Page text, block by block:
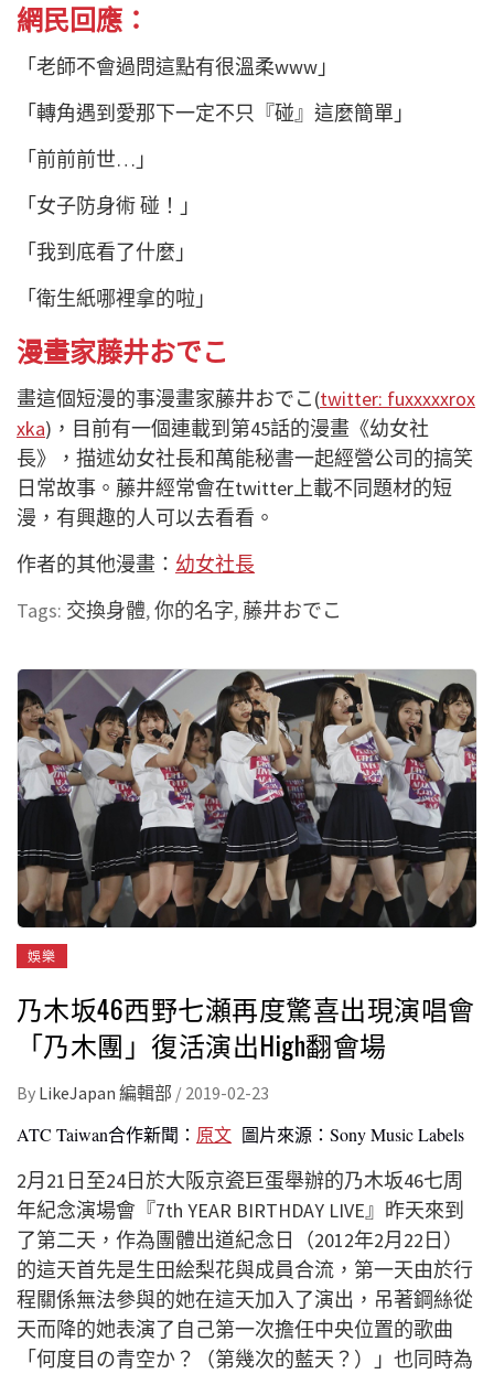
網民回應：
「老師不會過問這點有很溫柔www 」
「轉角遇到愛那下一定不只『碰』這麼簡單」
「前前前世… 」
「女子防身術 碰！」
「我到底看了什麼」
「衛生紙哪裡拿的啦」
漫畫家藤井おでこ
畫這個短漫的事漫畫家藤井おでこ(twitter: fuxxxxxrox
xka) ，目前有一個連載到第45話的漫畫《幼女社
長》，描述幼女社長和萬能秘書一起經營公司的搞笑
日常故事。藤井經常會在twitter上載不同題材的短
漫，有興趣的人可以去看看。
作者的其他漫畫： 幼女社長
Tags: 交換身體,你的名字, 藤井おでこ
娛樂
乃木坂46西野七瀬再度驚喜出現演唱會
「乃木團」復活演出High翻會場
By LikeJapan 編輯部 / 2019-02-23
ATC Taiwan合作新聞： 原文 圖片來源：Sony Music Labels
2月21日至24日於大阪京瓷巨蛋舉辦的乃木坂46七周
年紀念演場會『7th YEAR BIRTHDAY LIVE』昨天來到
了第二天，作為團體出道紀念日（2012年2月22日）
的這天首先是生田絵梨花與成員合流，第一天由於行
程關係無法參與的她在這天加入了演出，吊著鋼絲從
天而降的她表演了自己第一次擔任中央位置的歌曲
「何度目の青空か？（第幾次的藍天？）」也同時為